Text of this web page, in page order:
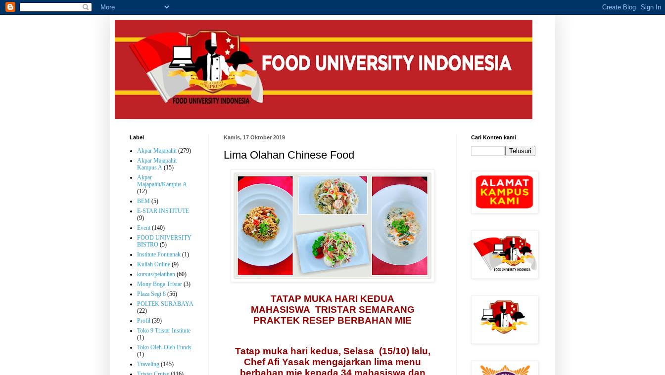
Kamis, 17 Oktober 2019
Lima Olahan Chinese Food
TATAP MUKA HARI KEDUA
MAHASISWA TRISTAR SEMARANG
PRAKTEK RESEP BERBAHAN MIE
Tatap muka hari kedua, Selasa (15/10) lalu,
Chef Afi Yasak mengajarkan lima menu
berbahan mie kepada 34 mahasiswa dan
Label
Akpar Majapahit (279)
Akpar Majapahit
Kampus A (15)
Akpar
Majapahit/Kampus A
(12)
BEM (5)
E-STAR INSTITUTE
(9)
Event (140)
FOOD UNIVERSITY
BISTRO (5)
Institute Pontianak (1)
Kuliah Online (9)
kursus/pelatihan (60)
Mony Boga Tristar (3)
Plaza Segi 8 (56)
POLTEK SURABAYA
(22)
Profil (39)
Toko 9 Tristar Institute
(1)
Toko Oleh-Oleh Funds
(1)
Traveling (145)
Cari Konten kami